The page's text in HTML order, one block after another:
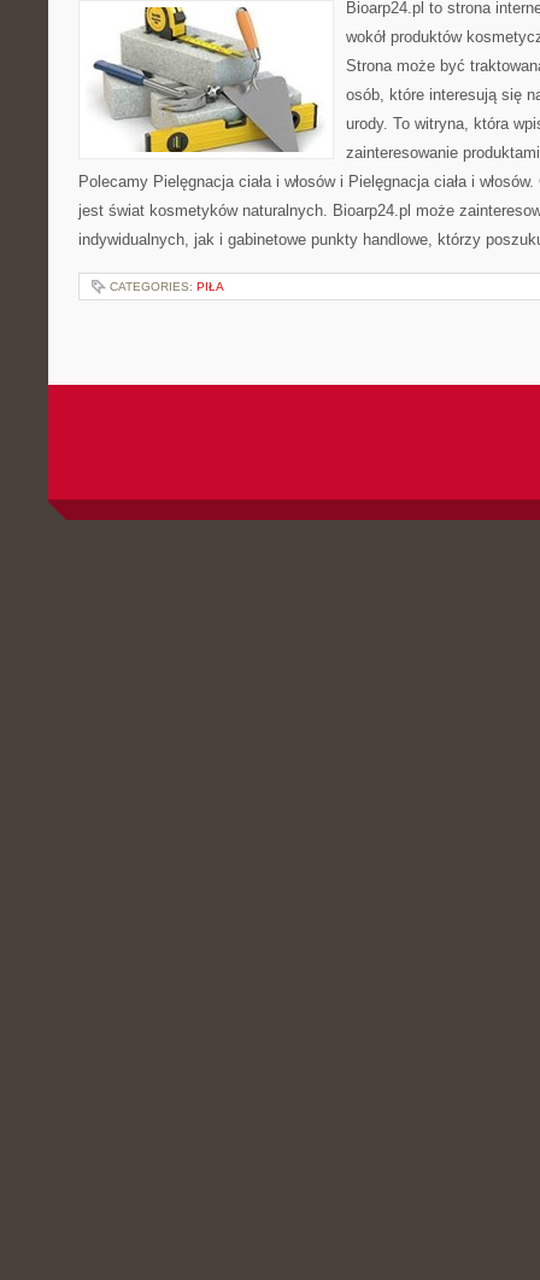
Bioarp24.pl to strona
wokół produktów
Strona może być
osób, które interesują się
urody. To witryna, która
zainteresowanie
Polecamy Pielęgnacja ciała i włosów i Pielęgnacja ciała i
jest świat kosmetyków naturalnych. Bioarp24.pl może
indywidualnych, jak i gabinetowe punkty handlowe, którzy
CATEGORIES: PIŁA